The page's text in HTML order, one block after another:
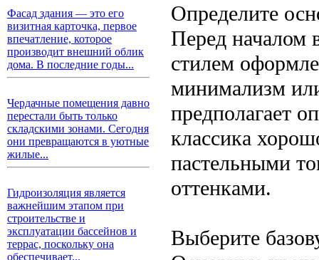
Фасад здания — это его
визитная карточка, первое
впечатление, которое
производит внешний облик
дома. В последние годы...
Чердачные помещения давно
перестали быть только
складскими зонами. Сегодня
они превращаются в уютные
жилые...
Гидроизоляция является
важнейшим этапом при
строительстве и
эксплуатации бассейнов и
террас, поскольку она
обеспечивает...
Определите
Перед началом
стилем
минимализм
предполагает
классика
пастельными
оттенками.
Выберите